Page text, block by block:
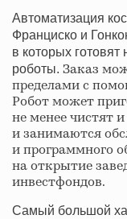
Автоматизация
Франциско и
в которых готовят
роботы. Заказ
пределами с
Робот может
не менее чистят
и занимаются
и программного
на открытие
инвестфондов.
Самый большой